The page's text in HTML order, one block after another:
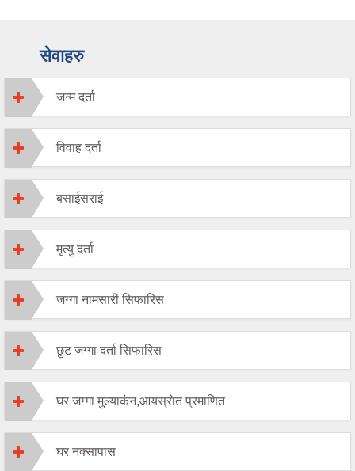
सेवाहरु
जन्म दर्ता
विवाह दर्ता
बसाईसराई
मृत्यु दर्ता
जग्गा नामसारी सिफारिस
छुट जग्गा दर्ता सिफारिस
घर जग्गा मुल्याकंन,आयस्राेत प्रमाणित
घर नक्सापास